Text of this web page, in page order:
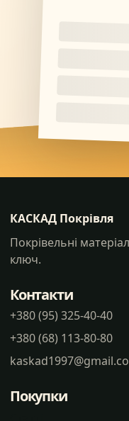
КАСКАД Покрівля
Покрівельні
ключ.
Контакти
+380 (95) 325-40-40
+380 (68) 113-80-80
Покупки